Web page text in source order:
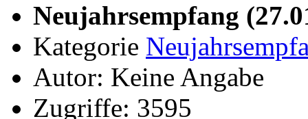
Neujahrsempfang
Kategorie
Autor: Keine Angabe
Zugriffe: 3595